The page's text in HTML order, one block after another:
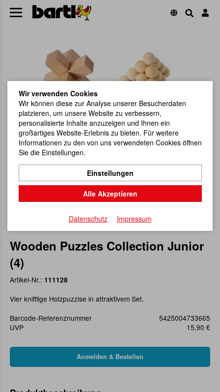
Wooden Puzzles Collection Junior
(4)
Artikel-Nr.: 111128
Vier knifflige Holzpuzzlse in attraktivem Set.
Barcode-Referenznummer
5425004733665
UVP
15,90 €
Wir verwenden Cookies
Wir können diese zur Analyse unserer Besucherdaten
platzieren, um unsere Website zu verbessern,
personalisierte Inhalte anzuzeigen und Ihnen ein
großartiges Website-Erlebnis zu bieten. Für weitere
Informationen zu den von uns verwendeten Cookies öffnen
Sie die Einstellungen.
Einstellungen
Alle Akzeptieren
Datenschutz Impressum